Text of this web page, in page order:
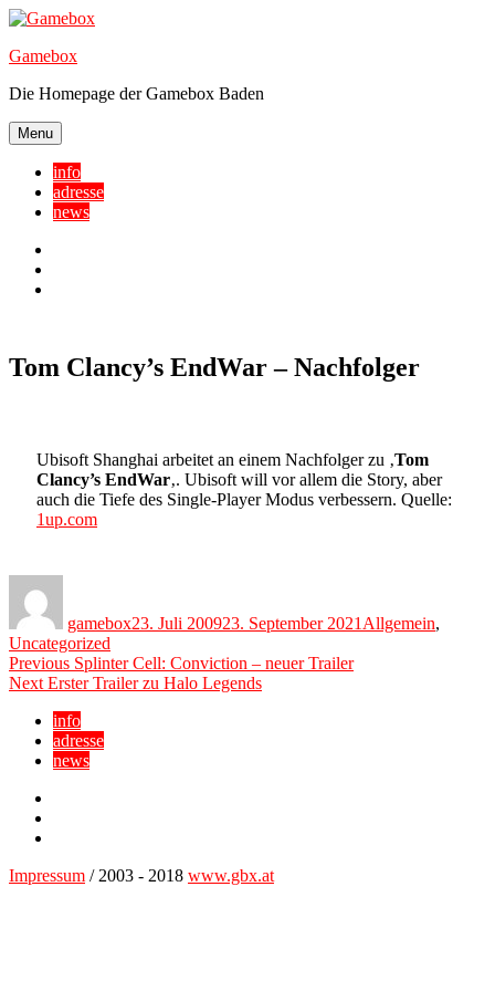
Skip
content
Gamebox
Die Homepage der Gamebox Baden
Menu
info
adresse
news
Tom Clancy’s EndWar – Nachfolger
Ubisoft Shanghai arbeitet an einem Nachfolger zu ‚Tom
Clancy’s EndWar‚. Ubisoft will vor allem die Story, aber
auch die Tiefe des Single-Player Modus verbessern. Quelle:
1up.com
gamebox23. Juli 200923. September 2021 Allgemein,
Uncategorized
Beitragsnavigation
Previous Previous
post:
Splinter Cell: Conviction – neuer Trailer
Next Next
Erster Trailer zu Halo Legends
info
adresse
news
Impressum / 2003 - 2018 www.gbx.at